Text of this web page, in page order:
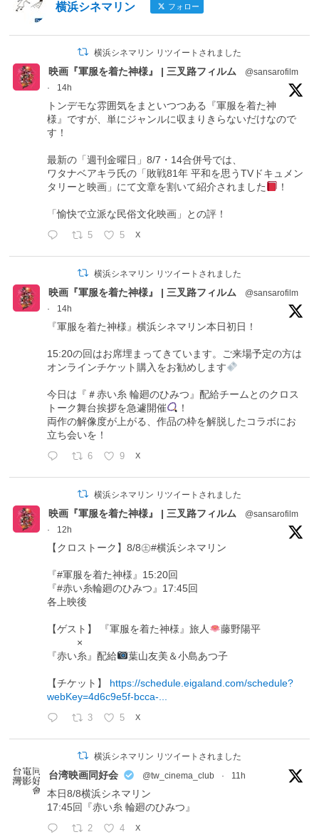
横浜シネマリン フォロー
横浜シネマリン リツイートされました
映画『軍服を着た神様』 | 三叉路フィルム
@sansarofilm
·
14h
トンデモな雰囲気をまといつつある『軍服を着た神
様』ですが、単にジャンルに収まりきらないだけなので
す！
最新の「週刊金曜日」8/7・14合併号では、
ワタナベアキラ氏の「敗戦81年 平和を思うTVドキュメン
タリーと映画」にて文章を割いて紹介されました
！
「愉快で立派な民俗文化映画」との評！
5 5 X
横浜シネマリン リツイートされました
映画『軍服を着た神様』 | 三叉路フィルム
@sansarofilm
·
14h
『軍服を着た神様』横浜シネマリン本日初日！
15:20の回はお席埋まってきています。ご来場予定の方は
オンラインチケット購入をお勧めします
今日は『＃赤い糸 輪廻のひみつ』配給チームとのクロス
トーク舞台挨拶を急遽開催
！
両作の解像度が上がる、作品の枠を解脱したコラボにお
立ち会いを！
6 9 X
横浜シネマリン リツイートされました
映画『軍服を着た神様』 | 三叉路フィルム
@sansarofilm
·
12h
【クロストーク】8/8㊏#横浜シネマリン
『#軍服を着た神様』15:20回
『#赤い糸輪廻のひみつ』17:45回
各上映後
【ゲスト】 『軍服を着た神様』旅人
藤野陽平
×
『赤い糸』配給
葉山友美＆小島あつ子
【チケット】 https://schedule.eigaland.com/schedule?
webKey=4d6c9e5f-bcca-...
3 5 X
横浜シネマリン リツイートされました
台湾映画同好会 @tw_cinema_club · 11h
本日8/8横浜シネマリン
17:45回『赤い糸 輪廻のひみつ』
2 4 X